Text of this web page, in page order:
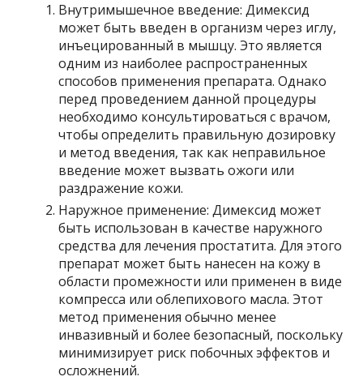
Внутримышечное введение: Димексид
может быть введен в организм через иглу,
инъецированный в мышцу. Это является
одним из наиболее распространенных
способов применения препарата. Однако
перед проведением данной процедуры
необходимо консультироваться с врачом,
чтобы определить правильную дозировку
и метод введения, так как неправильное
введение может вызвать ожоги или
раздражение кожи.
Наружное применение: Димексид может
быть использован в качестве наружного
средства для лечения простатита. Для этого
препарат может быть нанесен на кожу в
области промежности или применен в виде
компресса или облепихового масла. Этот
метод применения обычно менее
инвазивный и более безопасный, поскольку
минимизирует риск побочных эффектов и
осложнений.